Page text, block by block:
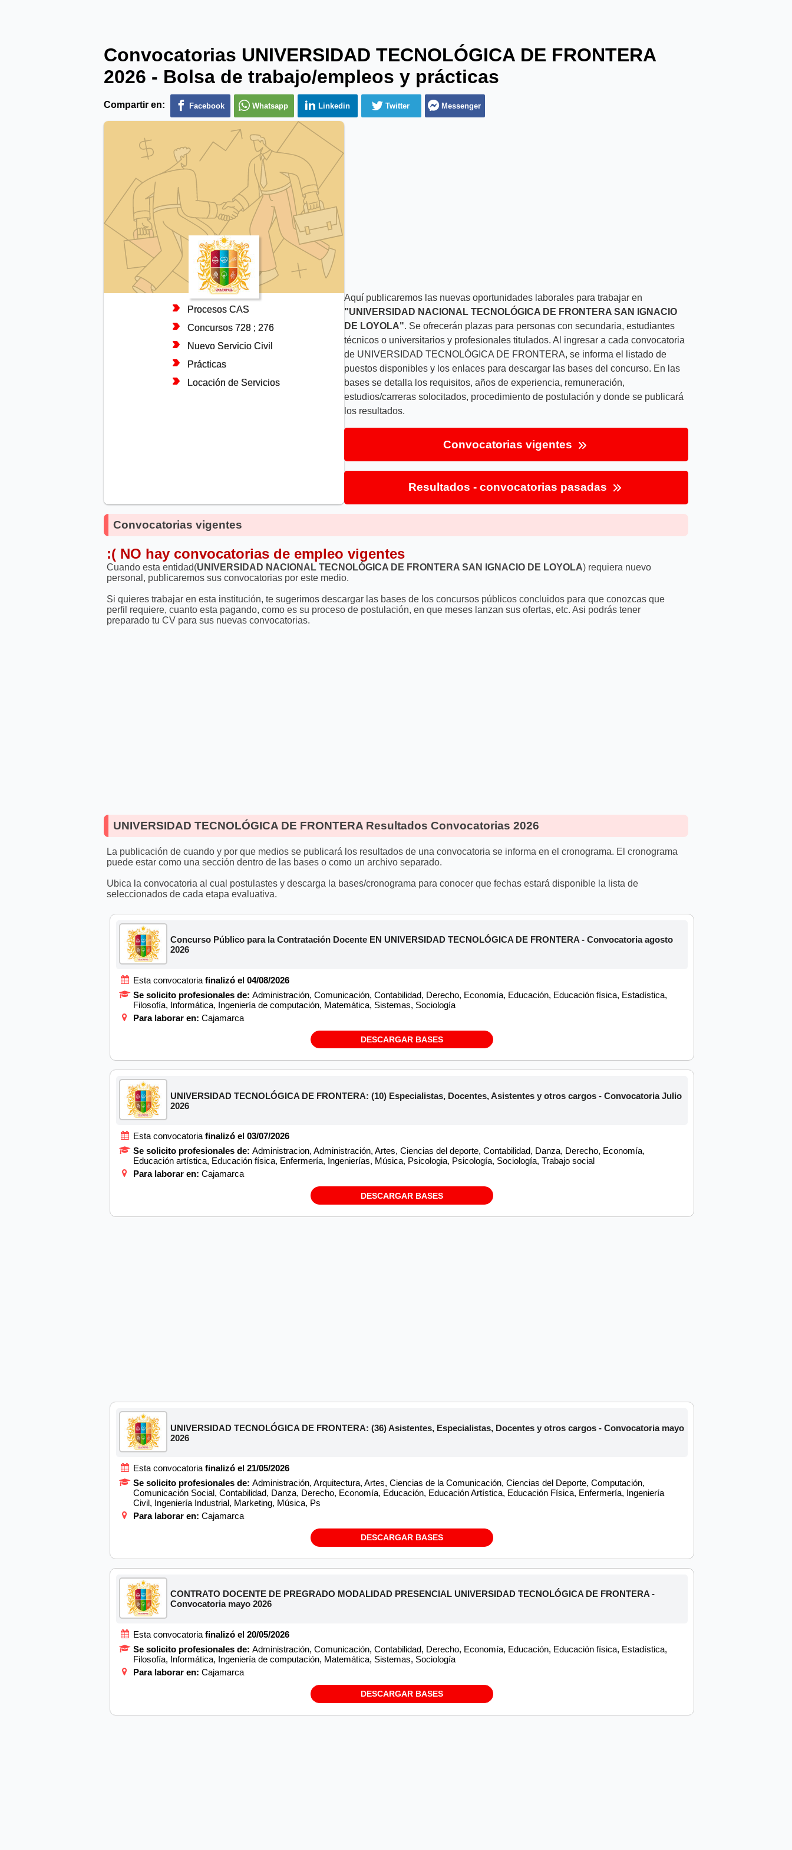
Convocatorias UNIVERSIDAD TECNOLÓGICA DE FRONTERA
2026 - Bolsa de trabajo/empleos y prácticas
Compartir en: Facebook Whatsapp Linkedin Twitter Messenger
Procesos CAS
Concursos 728 ; 276
Nuevo Servicio Civil
Prácticas
Locación de Servicios
Aquí publicaremos las nuevas oportunidades laborales para trabajar en
"UNIVERSIDAD NACIONAL TECNOLÓGICA DE FRONTERA SAN IGNACIO
DE LOYOLA". Se ofrecerán plazas para personas con secundaria, estudiantes
técnicos o universitarios y profesionales titulados. Al ingresar a cada convocatoria
de UNIVERSIDAD TECNOLÓGICA DE FRONTERA, se informa el listado de
puestos disponibles y los enlaces para descargar las bases del concurso. En las
bases se detalla los requisitos, años de experiencia, remuneración,
estudios/carreras solocitados, procedimiento de postulación y donde se publicará
los resultados.
Convocatorias vigentes
Resultados - convocatorias pasadas
Convocatorias vigentes
:( NO hay convocatorias de empleo vigentes
Cuando esta entidad(UNIVERSIDAD NACIONAL TECNOLÓGICA DE FRONTERA SAN IGNACIO DE LOYOLA) requiera nuevo
personal, publicaremos sus convocatorias por este medio.
Si quieres trabajar en esta institución, te sugerimos descargar las bases de los concursos públicos concluidos para que conozcas que
perfil requiere, cuanto esta pagando, como es su proceso de postulación, en que meses lanzan sus ofertas, etc. Asi podrás tener
preparado tu CV para sus nuevas convocatorias.
UNIVERSIDAD TECNOLÓGICA DE FRONTERA Resultados Convocatorias 2026
La publicación de cuando y por que medios se publicará los resultados de una convocatoria se informa en el cronograma. El cronograma
puede estar como una sección dentro de las bases o como un archivo separado.
Ubica la convocatoria al cual postulastes y descarga la bases/cronograma para conocer que fechas estará disponible la lista de
seleccionados de cada etapa evaluativa.
Concurso Público para la Contratación Docente EN UNIVERSIDAD TECNOLÓGICA DE FRONTERA - Convocatoria agosto
2026
Esta convocatoria finalizó el 04/08/2026
Se solicito profesionales de: Administración, Comunicación, Contabilidad, Derecho, Economía, Educación, Educación física, Estadística,
Filosofía, Informática, Ingeniería de computación, Matemática, Sistemas, Sociología
Para laborar en: Cajamarca
DESCARGAR BASES
UNIVERSIDAD TECNOLÓGICA DE FRONTERA: (10) Especialistas, Docentes, Asistentes y otros cargos - Convocatoria Julio
2026
Esta convocatoria finalizó el 03/07/2026
Se solicito profesionales de: Administracion, Administración, Artes, Ciencias del deporte, Contabilidad, Danza, Derecho, Economía,
Educación artística, Educación física, Enfermería, Ingenierías, Música, Psicologia, Psicología, Sociología, Trabajo social
Para laborar en: Cajamarca
DESCARGAR BASES
UNIVERSIDAD TECNOLÓGICA DE FRONTERA: (36) Asistentes, Especialistas, Docentes y otros cargos - Convocatoria mayo
2026
Esta convocatoria finalizó el 21/05/2026
Se solicito profesionales de: Administración, Arquitectura, Artes, Ciencias de la Comunicación, Ciencias del Deporte, Computación,
Comunicación Social, Contabilidad, Danza, Derecho, Economía, Educación, Educación Artística, Educación Física, Enfermería, Ingeniería
Civil, Ingeniería Industrial, Marketing, Música, Ps
Para laborar en: Cajamarca
DESCARGAR BASES
CONTRATO DOCENTE DE PREGRADO MODALIDAD PRESENCIAL UNIVERSIDAD TECNOLÓGICA DE FRONTERA -
Convocatoria mayo 2026
Esta convocatoria finalizó el 20/05/2026
Se solicito profesionales de: Administración, Comunicación, Contabilidad, Derecho, Economía, Educación, Educación física, Estadística,
Filosofía, Informática, Ingeniería de computación, Matemática, Sistemas, Sociología
Para laborar en: Cajamarca
DESCARGAR BASES